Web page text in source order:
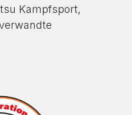
Kampfsport,